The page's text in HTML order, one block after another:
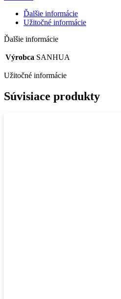
Ďalšie informácie
Užitočné informácie
Ďalšie informácie
Výrobca SANHUA
Užitočné informácie
Súvisiace produkty